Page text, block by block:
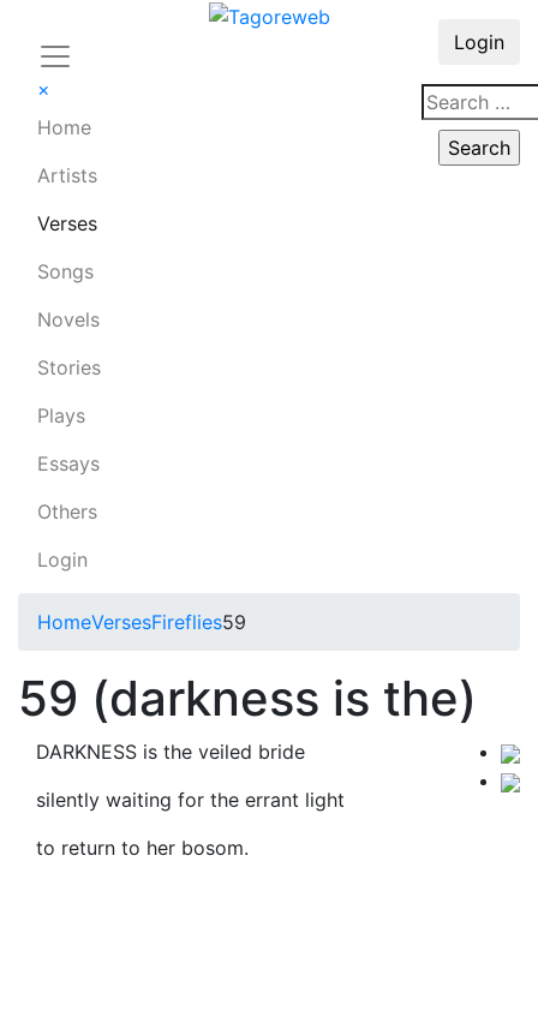
×
Home
Artists
Verses
Songs
Novels
Stories
Plays
Essays
Others
Login
Login
HomeVersesFireflies59
59 (darkness is the)
DARKNESS is the veiled bride
silently waiting for the errant light
to return to her bosom.